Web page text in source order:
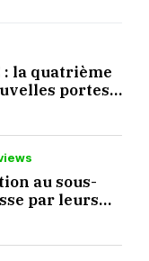
: la quatrième
portes
au sous-
par leurs